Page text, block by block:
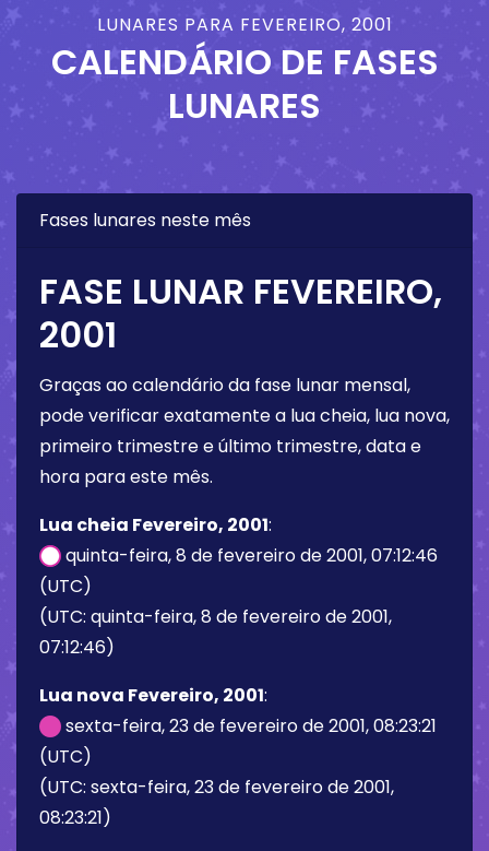
LUNARES PARA FEVEREIRO, 2001
CALENDÁRIO DE FASES
LUNARES
Fases lunares neste mês
FASE LUNAR FEVEREIRO,
2001
Graças ao calendário da fase lunar mensal,
pode verificar exatamente a lua cheia, lua nova,
primeiro trimestre e último trimestre, data e
hora para este mês.
Lua cheia Fevereiro, 2001:
quinta-feira, 8 de fevereiro de 2001, 07:12:46
(UTC)
(UTC: quinta-feira, 8 de fevereiro de 2001,
07:12:46)
Lua nova Fevereiro, 2001:
sexta-feira, 23 de fevereiro de 2001, 08:23:21
(UTC)
(UTC: sexta-feira, 23 de fevereiro de 2001,
08:23:21)